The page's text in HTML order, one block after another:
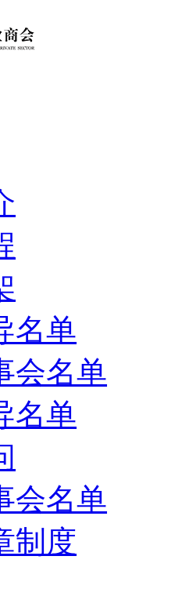
名单
会名单
名单
会名单
制度